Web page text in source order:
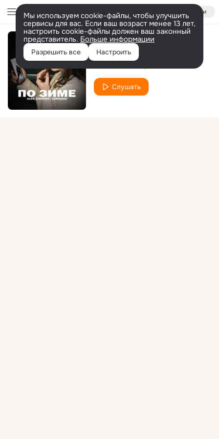
Войти
Мы используем cookie-файлы, чтобы улучшить
сервисы для вас. Если ваш возраст менее 13 лет,
настроить cookie-файлы должен ваш законный
представитель. Больше информации
Разрешить все Настроить
По зиме
Слушать